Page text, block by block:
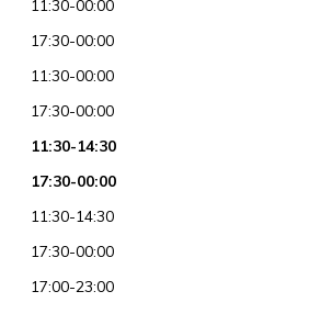
11:30-00:00
17:30-00:00
11:30-00:00
17:30-00:00
11:30-14:30
17:30-00:00
11:30-14:30
17:30-00:00
17:00-23:00